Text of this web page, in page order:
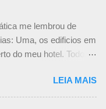
me lembrou de
Uma, os edificios em
do meu hotel. Todos
Mas olhando com
referência. Na
LEIA MAIS